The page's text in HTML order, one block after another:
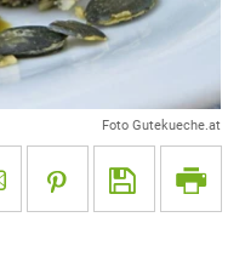
Foto Gutekueche.at